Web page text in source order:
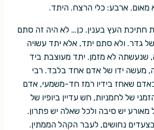
מאום. ארבע: כלי הרצח. היתד.
חתיכת העץ בענין. כן… לא היה זה סתם
גדר. ולא סתם יתד, אלא יתד עשויה
שנעשתה לא מזמן. יתד מעוצבת ביד
מעשה ידו של אדם אחד בלבד. רבי
כאדם שאחז בידיו רמז חד-משמעי, אדם
של לחמניות, חש עדיין ביופיו של
מאורע יש סיבה ולכל שאלה יש פתרון.
נחושים, לעבר הקהל הממתין.